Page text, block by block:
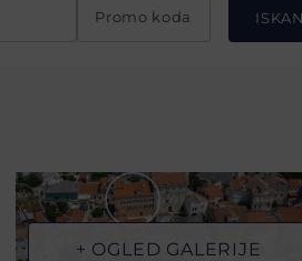
Promo koda
+ OGLED GALERIJE